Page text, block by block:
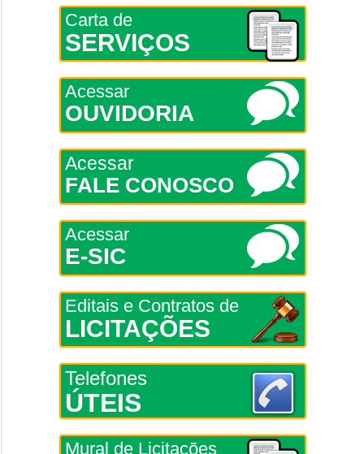
Carta de
SERVIÇOS
Acessar
OUVIDORIA
Acessar
FALE CONOSCO
Acessar
E-SIC
Editais e Contratos de
LICITAÇÕES
Telefones
ÚTEIS
Mural de Licitações